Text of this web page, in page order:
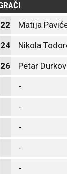
22 Matija
24 Nikola
26 Petar
-
-
-
-
-